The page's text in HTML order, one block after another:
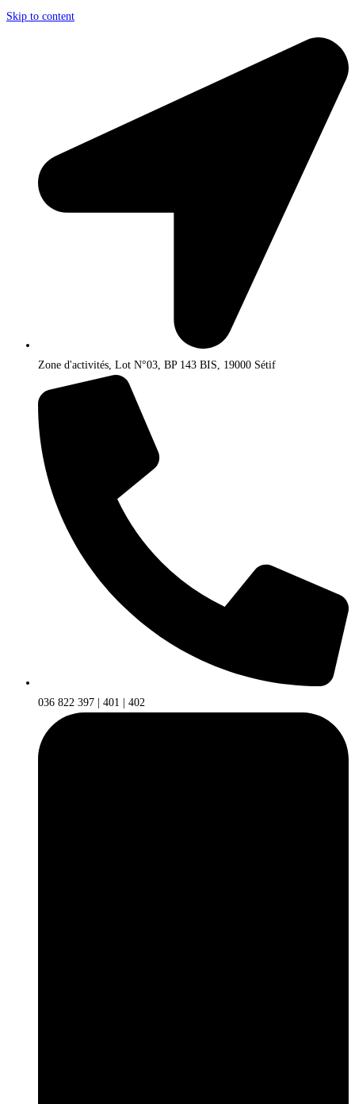
Skip to content
Zone d'activités, Lot N°03, BP 143 BIS, 19000 Sétif
036 822 397 | 401 | 402